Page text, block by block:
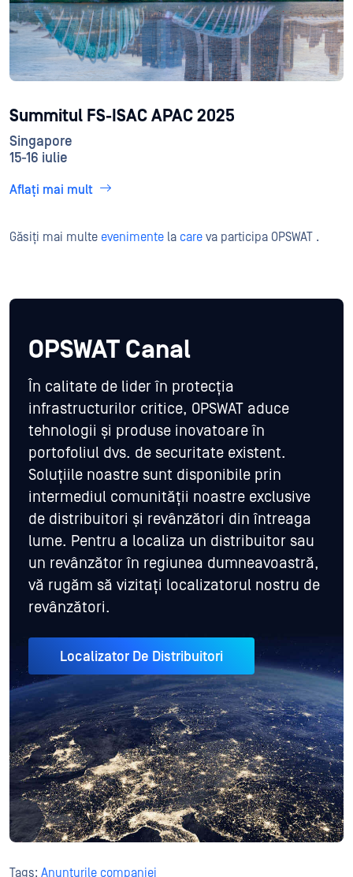
Summitul FS-ISAC APAC 2025
Singapore
15-16 iulie
Aflați mai mult
Găsiți mai multe evenimente la care va participa OPSWAT .
OPSWAT Canal
În calitate de lider în protecția
infrastructurilor critice, OPSWAT aduce
tehnologii și produse inovatoare în
portofoliul dvs. de securitate existent.
Soluțiile noastre sunt disponibile prin
intermediul comunității noastre exclusive
de distribuitori și revânzători din întreaga
lume. Pentru a localiza un distribuitor sau
un revânzător în regiunea dumneavoastră,
vă rugăm să vizitați localizatorul nostru de
revânzători.
Localizator De Distribuitori
Tags: Anunțurile companiei